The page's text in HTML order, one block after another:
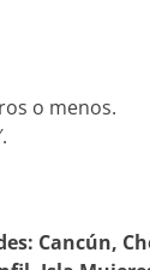
o menos.
Cancún,